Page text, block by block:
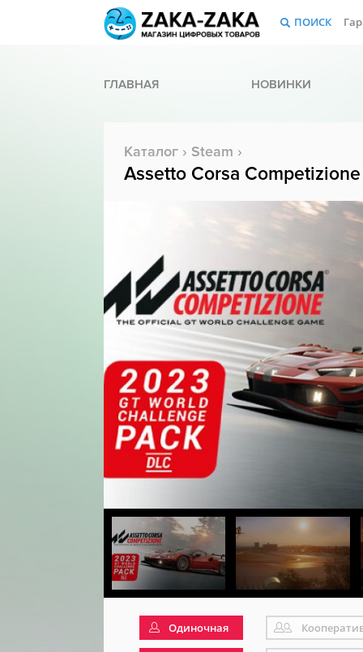
ПОИСК
ГЛАВНАЯ НОВИНКИ
Каталог › Steam ›
Assetto Corsa
Одиночная